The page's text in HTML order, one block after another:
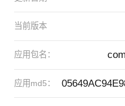
当前版本
应用包名：
应用md5：